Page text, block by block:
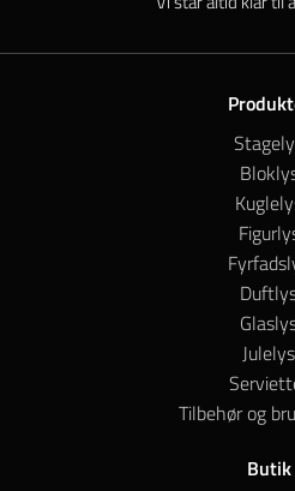
Julelys
Tilbehør og
Butik